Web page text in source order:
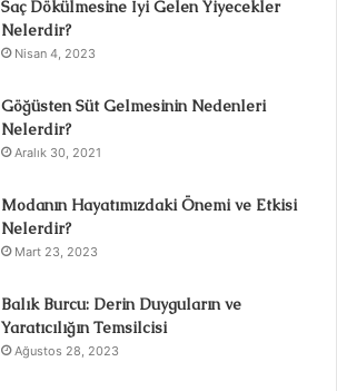
Saç Dökülmesine İyi Gelen Yiyecekler
Nelerdir?
Nisan 4, 2023
Göğüsten Süt Gelmesinin Nedenleri
Nelerdir?
Aralık 30, 2021
Modanın Hayatımızdaki Önemi ve Etkisi
Nelerdir?
Mart 23, 2023
Balık Burcu: Derin Duyguların ve
Yaratıcılığın Temsilcisi
Ağustos 28, 2023